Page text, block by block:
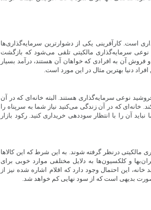
است. کارآفرینی یکی از دشوارترین سرمایه‌گذاری‌ها
نوعی سرمایه‌گذاری مالکیتی تلقی می‌شود که بازگشت
فروش آن به افرادی که خواهان آن هستند، درآمد بسیار
دنیا بهترین مثال در این مورد است.
نوعی سرمایه‌گذاری هستند. البته خانه‌ای که در آن
که در آن زندگی می‌کنید نیاز شما به سرپناه را
آن را با انتظار سوددهی خریداری کنید. رکود بازار
مالکیتی درنظر گرفته شوند. به این شرط که این کالاها
و کلکسیون‌ها به دلایل مختلفی موارد خوبی برای
این احتمال وجود دارد که اقلام اشاره شده نیز از
صورت بدیهی است که از سود نهایی کم خواهد شد.